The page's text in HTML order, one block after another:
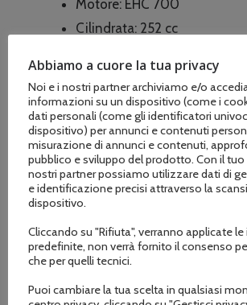
Motore: EHC 700
Cilindrata: 252 cc
Diametro tubo uscita: 4
cm)
Max prevalenza: 30 metri
Max volume d’acqua: 90
litri/minuto)
Abbiamo a cuore la tua privacy
Noi e i nostri partner archiviamo e/o
informazioni su un dispositivo (come i
dati personali (come gli identificatori
dispositivo) per annunci e contenuti
misurazione di annunci e contenuti,
pubblico e sviluppo del prodotto. Con il
nostri partner possiamo utilizzare dati di
e identificazione precisi attraverso la
dispositivo.
Cliccando su "Rifiuta", verranno applicate
predefinite, non verrà fornito il consenso
che per quelli tecnici.
Puoi cambiare la tua scelta in qualsiasi